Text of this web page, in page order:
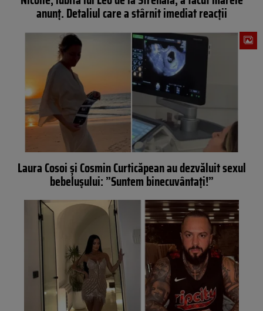
anunț. Detaliul care a stârnit imediat reacții
Laura Cosoi și Cosmin Curticăpean au dezvăluit sexul
bebelușului: ”Suntem binecuvântați!”